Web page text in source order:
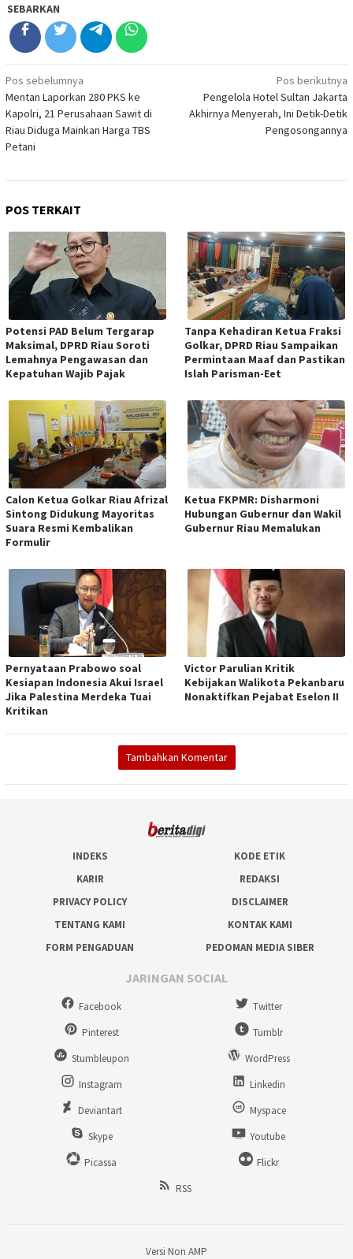
SEBARKAN
Navigasi
pos
Pos sebelumnya
Mentan Laporkan 280 PKS ke
Kapolri, 21 Perusahaan Sawit di
Riau Diduga Mainkan Harga TBS
Petani
Pos berikutnya
Pengelola Hotel Sultan Jakarta
Akhirnya Menyerah, Ini Detik-Detik
Pengosongannya
POS TERKAIT
Potensi PAD Belum Tergarap
Maksimal, DPRD Riau Soroti
Lemahnya Pengawasan dan
Kepatuhan Wajib Pajak
Tanpa Kehadiran Ketua Fraksi
Golkar, DPRD Riau Sampaikan
Permintaan Maaf dan Pastikan
Islah Parisman-Eet
Calon Ketua Golkar Riau Afrizal
Sintong Didukung Mayoritas
Suara Resmi Kembalikan
Formulir
Ketua FKPMR: Disharmoni
Hubungan Gubernur dan Wakil
Gubernur Riau Memalukan
Pernyataan Prabowo soal
Kesiapan Indonesia Akui Israel
Jika Palestina Merdeka Tuai
Kritikan
Victor Parulian Kritik
Kebijakan Walikota Pekanbaru
Nonaktifkan Pejabat Eselon II
Tambahkan Komentar
INDEKS
KODE ETIK
KARIR
REDAKSI
PRIVACY POLICY
DISCLAIMER
TENTANG KAMI
KONTAK KAMI
FORM PENGADUAN
PEDOMAN MEDIA SIBER
JARINGAN SOCIAL
Facebook
Twitter
Pinterest
Tumblr
Stumbleupon
WordPress
Instagram
Linkedin
Deviantart
Myspace
Skype
Youtube
Picassa
Flickr
RSS
Versi Non AMP